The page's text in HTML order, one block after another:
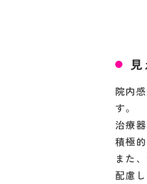
院内
す。
治療
積極
また
配慮し